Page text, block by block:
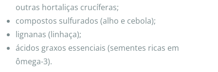
outras hortaliças crucíferas;
compostos sulfurados (alho e cebola);
lignanas (linhaça);
ácidos graxos essenciais (sementes ricas em
ômega-3).